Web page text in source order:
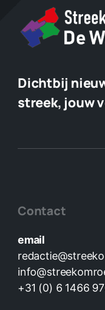
Dichtbij
streek, jouw
Contact
email
+31 (0) 6 1466